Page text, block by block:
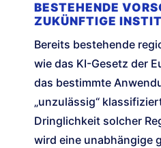
BESTEHENDE
ZUKÜNFTIGE
Bereits bestehende
wie das KI-Gesetz der
das bestimmte
„unzulässig“
Dringlichkeit solcher
wird eine unabhängige